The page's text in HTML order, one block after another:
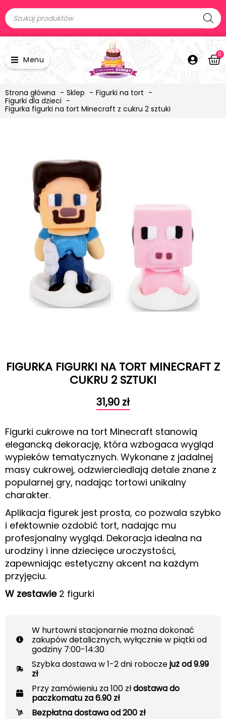
Menu
0
Strona główna Sklep
Figurki na tort
Figurki dla dzieci
Figurka figurki na tort Minecraft z cukru 2 sztuki
FIGURKA FIGURKI NA TORT MINECRAFT Z
CUKRU 2 SZTUKI
31,90 zł
Figurki cukrowe na tort Minecraft stanowią
elegancką dekorację, która wzbogaca wygląd
wypieków tematycznych. Wykonane z jadalnej
masy cukrowej, odzwierciedlają detale znane z
popularnej gry, nadając tortowi unikalny
charakter.
Aplikacja figurek jest prosta, co pozwala szybko
i efektownie ozdobić tort, nadając mu
profesjonalny wygląd. Dekoracja idealna na
urodziny i inne dziecięce uroczystości,
zapewniając estetyczny akcent na każdym
przyjęciu.
W zestawie2 figurki
W hurtowni stacjonarnie można dokonać
zakupów detalicznych, wyłącznie w piątki od
godziny 7:00-14:30
Szybka dostawa w 1-2 dni roboczejuż od 9.99
zł
Przy zamówieniu za 100 złdostawa do
paczkomatu za 6.90 zł
Bezpłatna dostawa od 200 zł